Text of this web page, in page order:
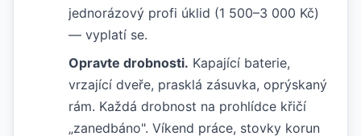
jednorázový profi úklid (1 500–3 000 Kč)
— vyplatí se.
Opravte drobnosti. Kapající baterie,
vrzající dveře, prasklá zásuvka, oprýskaný
rám. Každá drobnost na prohlídce křičí
„zanedbáno". Víkend práce, stovky korun